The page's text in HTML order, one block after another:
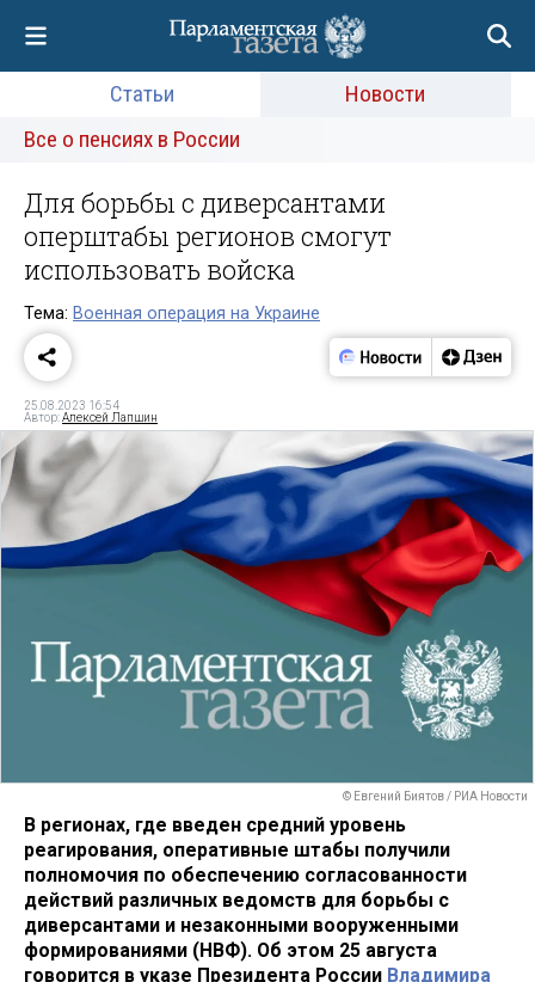
Статьи
Новости
Все о пенсиях в России
Для борьбы с диверсантами
оперштабы регионов смогут
использовать войска
Тема: Военная операция на Украине
25.08.2023 16:54
Автор:Алексей Лапшин
© Евгений Биятов / РИА Новости
В регионах, где введен средний уровень
реагирования, оперативные штабы получили
полномочия по обеспечению согласованности
действий различных ведомств для борьбы с
диверсантами и незаконными вооруженными
формированиями (НВФ). Об этом 25 августа
говорится в указе Президента России Владимира